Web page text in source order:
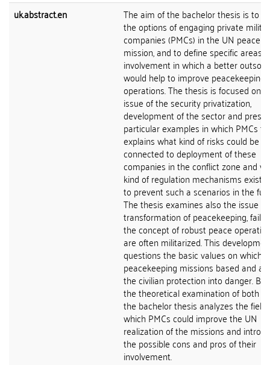
uk.abstract.en
The aim of the bachelor thesis is to
the options of engaging private
companies (PMCs) in the UN
mission, and to define specific areas
involvement in which a better
would help to improve peacekeeping
operations. The thesis is focused on
issue of the security privatization,
development of the sector and
particular examples in which PMCs
explains what kind of risks could be
connected to deployment of these
companies in the conflict zone and
kind of regulation mechanisms exist
to prevent such a scenarios in the
The thesis examines also the issue
transformation of peacekeeping,
the concept of robust peace
are often militarized. This
questions the basic values on which
peacekeeping missions based and
the civilian protection into danger.
the theoretical examination of both
the bachelor thesis analyzes the
which PMCs could improve the UN
realization of the missions and
the possible cons and pros of their
involvement.